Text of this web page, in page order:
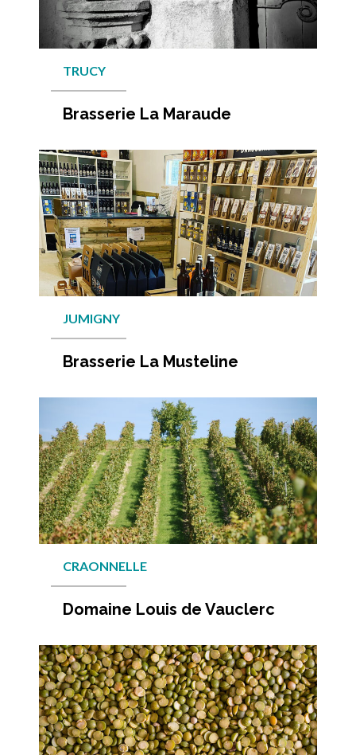
TRUCY
Brasserie La Maraude
JUMIGNY
Brasserie La Musteline
CRAONNELLE
Domaine Louis de Vauclerc